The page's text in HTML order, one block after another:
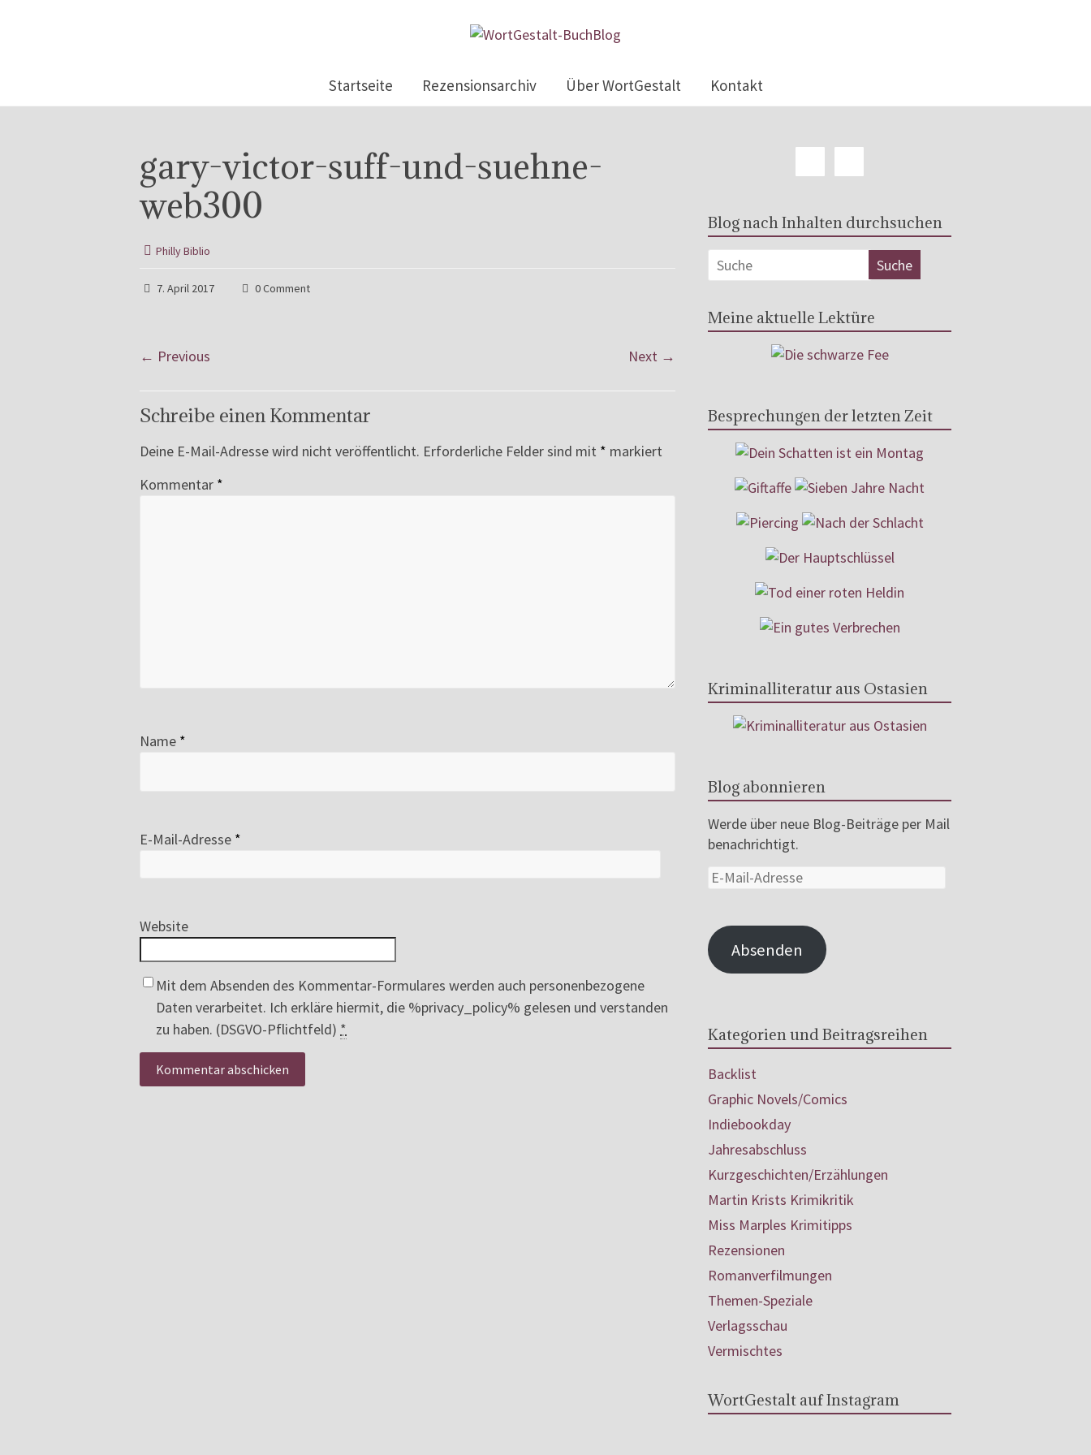
Startseite Rezensionsarchiv Über WortGestalt Kontakt
gary-victor-suff-und-suehne-
web300
Philly Biblio
7. April 2017 0 Comment
← Previous Next →
Schreibe einen Kommentar
Deine E-Mail-Adresse wird nicht veröffentlicht. Erforderliche Felder sind mit * markiert
Kommentar *
Name *
E-Mail-Adresse *
Website
Mit dem Absenden des Kommentar-Formulares werden auch personenbezogene
Daten verarbeitet. Ich erkläre hiermit, die %privacy_policy% gelesen und verstanden
zu haben. (DSGVO-Pflichtfeld) *
Blog nach Inhalten durchsuchen
Meine aktuelle Lektüre
Besprechungen der letzten Zeit
Kriminalliteratur aus Ostasien
Blog abonnieren
Werde über neue Blog-Beiträge per Mail
benachrichtigt.
Absenden
Kategorien und Beitragsreihen
Backlist
Graphic Novels/Comics
Indiebookday
Jahresabschluss
Kurzgeschichten/Erzählungen
Martin Krists Krimikritik
Miss Marples Krimitipps
Rezensionen
Romanverfilmungen
Themen-Speziale
Verlagsschau
Vermischtes
WortGestalt auf Instagram